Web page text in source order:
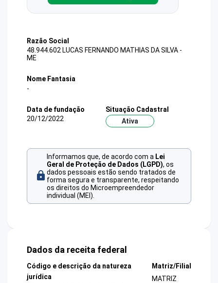
Razão Social
48.944.602 LUCAS FERNANDO MATHIAS DA SILVA -
ME
Nome Fantasia
-
Data de fundação
20/12/2022
Situação Cadastral
Ativa
Informamos que, de acordo com a Lei
Geral de Proteção de Dados (LGPD), os
dados pessoais estão sendo tratados de
forma segura e transparente, respeitando
os direitos do Microempreendedor
individual (MEI).
Dados da receita federal
Código e descrição da natureza
jurídica
Matriz/Filial
MATRIZ